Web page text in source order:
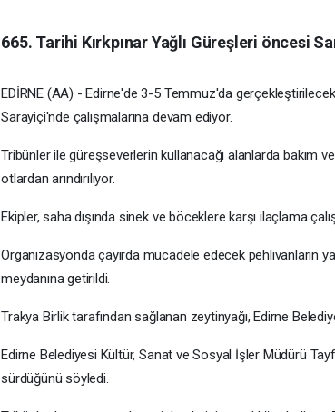
665. Tarihi Kırkpınar Yağlı Güreşleri öncesi
EDİRNE (AA) - Edirne'de 3-5 Temmuz'da
Sarayiçi'nde çalışmalarına devam ediyor.
Tribünler ile güreşseverlerin kullanacağı alanlarda bakım
otlardan arındırılıyor.
Ekipler, saha dışında sinek ve böceklere karşı ilaçlama
Organizasyonda çayırda mücadele edecek pehlivanların
meydanına getirildi.
Trakya Birlik tarafından sağlanan zeytinyağı, Edirne
Edirne Belediyesi Kültür, Sanat ve Sosyal İşler Müdürü
sürdüğünü söyledi.